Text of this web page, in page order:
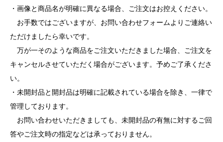
・画像と商品名が明確に異なる場合、ご注文はお控えください。
お手数ではございますが、お問い合わせフォームよりご連絡い
ただけましたら幸いです。
万が一そのような商品をご注文いただきました場合、ご注文を
キャンセルさせていただく場合がございます。予めご了承くださ
い。
・未開封品と開封品は明確に記載されている場合を除き、一律で
管理しております。
お問い合わせいただきましても、未開封品の有無に対するご回
答やご注文時の指定などは承っておりません。